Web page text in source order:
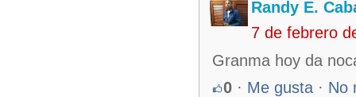
Randy E.
7 de febrero
Granma hoy da
0 · Me gusta · No